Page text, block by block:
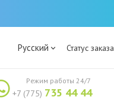
Русский Статус заказа
+7 (775) 735 44 44
Режим работы 24/7